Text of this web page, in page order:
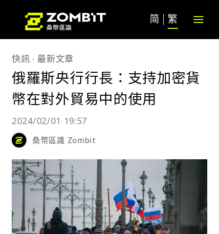
简 繁
快訊 最新文章
俄羅斯央行行長：支持加密貨
幣在對外貿易中的使用
2024/02/01 19:57
桑幣區識 Zombit